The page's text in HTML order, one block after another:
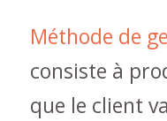
Méthode de
consiste à
que le client